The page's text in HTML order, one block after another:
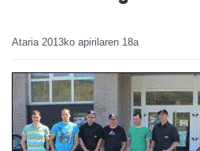
Ataria 2013ko apirilaren 18a